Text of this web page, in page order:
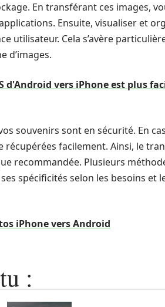
En transférant ces images,
Ensuite, visualiser et
utilisateur. Cela s’avère
d’images.
d'Android vers iPhone est plus
souvenirs sont en sécurité. En
facilement. Ainsi, le
recommandée. Plusieurs
spécificités selon les besoins et
iPhone vers Android
: